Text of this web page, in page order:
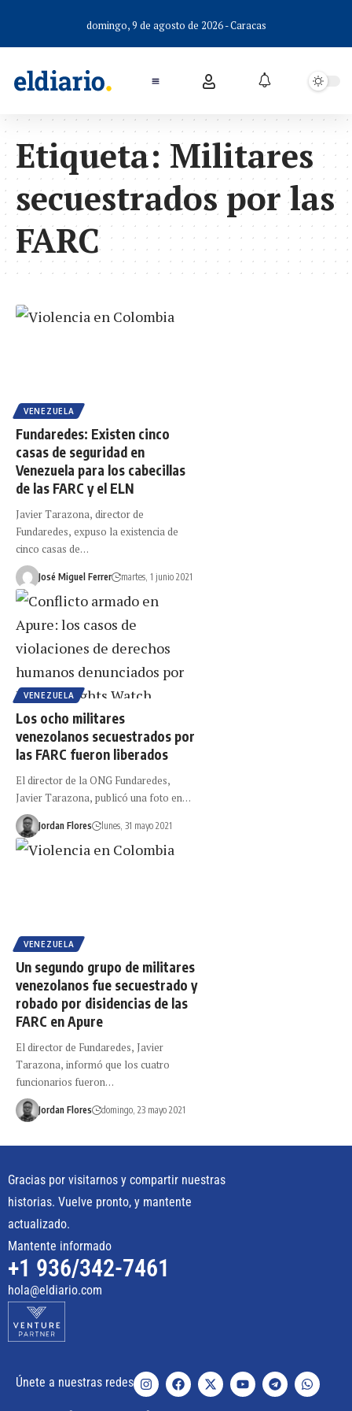
domingo, 9 de agosto de 2026 - Caracas
Etiqueta: Militares
secuestrados por las
FARC
VENEZUELA
Fundaredes: Existen cinco
casas de seguridad en
Venezuela para los cabecillas
de las FARC y el ELN
Javier Tarazona, director de
Fundaredes, expuso la existencia de
cinco casas de…
José Miguel Ferrer martes, 1 junio 2021
VENEZUELA
Los ocho militares
venezolanos secuestrados por
las FARC fueron liberados
El director de la ONG Fundaredes,
Javier Tarazona, publicó una foto en…
Jordan Flores lunes, 31 mayo 2021
VENEZUELA
Un segundo grupo de militares
venezolanos fue secuestrado y
robado por disidencias de las
FARC en Apure
El director de Fundaredes, Javier
Tarazona, informó que los cuatro
funcionarios fueron…
Jordan Flores domingo, 23 mayo 2021
Gracias por visitarnos y compartir nuestras
historias. Vuelve pronto, y mantente
actualizado.
Mantente informado
+1 936/342-7461
hola@eldiario.com
Únete a nuestras redes